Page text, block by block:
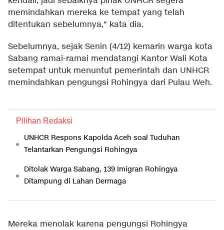
memindahkan mereka ke tempat yang telah
ditentukan sebelumnya," kata dia.
Sebelumnya, sejak Senin (4/12) kemarin warga kota
Sabang ramai-ramai mendatangi Kantor Wali Kota
setempat untuk menuntut pemerintah dan UNHCR
memindahkan pengungsi Rohingya dari Pulau Weh.
Pilihan Redaksi
UNHCR Respons Kapolda Aceh soal Tuduhan
Telantarkan Pengungsi Rohingya
Ditolak Warga Sabang, 139 Imigran Rohingya
Ditampung di Lahan Dermaga
Mereka menolak karena pengungsi Rohingya